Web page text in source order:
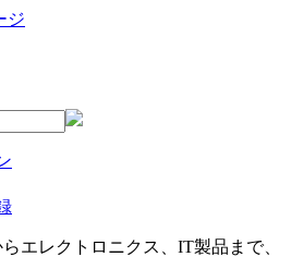
エレクトロニクス、IT製品まで、